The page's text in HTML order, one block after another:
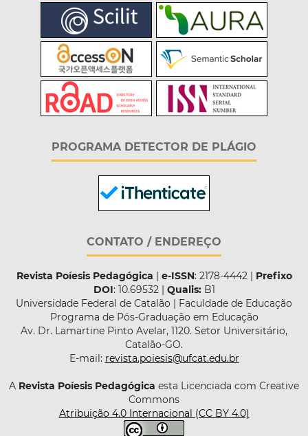
PROGRAMA DETECTOR DE PLÁGIO
CONTATO / ENDEREÇO
Revista Poíesis Pedagógica | e-ISSN: 2178-4442 | Prefixo
DOI: 10.69532 | Qualis:B1
Universidade Federal de Catalão | Faculdade de Educação
Programa de Pós-Graduação em Educação
Av. Dr. Lamartine Pinto Avelar, 1120. Setor Universitário,
Catalão-GO.
E-mail: revista.poiesis@ufcat.edu.br
A Revista Poíesis Pedagógica esta Licenciada com Creative
Commons
Atribuição 4.0 Internacional (CC BY 4.0)